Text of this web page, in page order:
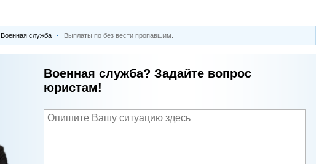
Военная служба Выплаты по без вести пропавшим.
Военная служба? Задайте вопрос
юристам!